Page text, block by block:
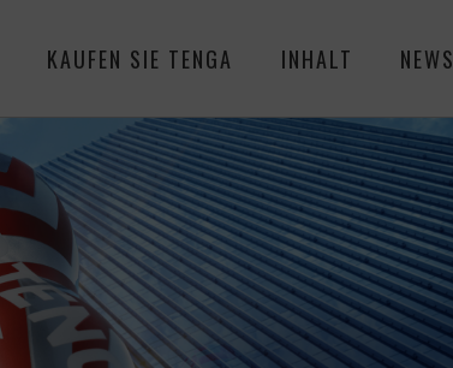
KAUFEN SIE TENGA INHALT NEWS